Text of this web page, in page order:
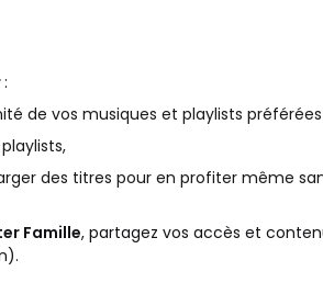
:
de vos musiques et playlists
des titres pour en profiter même
Famille, partagez vos accès et